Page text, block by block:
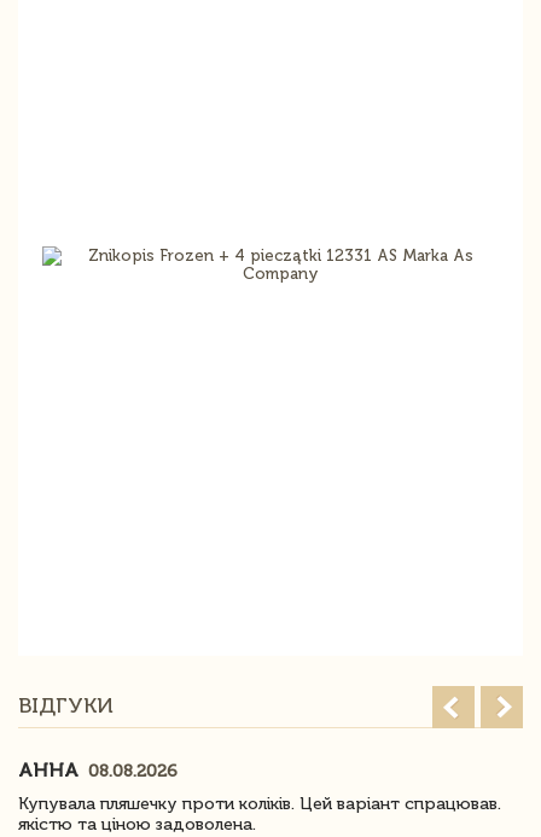
ВІДГУКИ
АННА 08.08.2026
Купувала пляшечку проти коліків. Цей варіант спрацював.
якістю та ціною задоволена.